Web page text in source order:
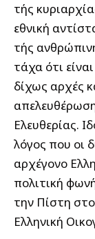
τής
εθνική
τής
τάχα ότι
δίχως αρχές
Ελευθερίας.
λόγος που οι
αρχέγονο
πολιτική
την Πίστη
Ελληνική